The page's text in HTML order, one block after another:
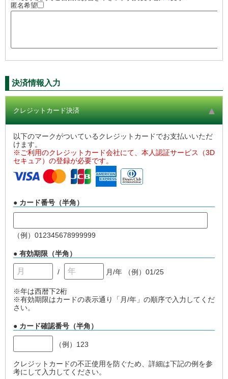
匿名希望
決済情報入力
クレジットカード決済
以下のマークがついているクレジットカードでお支払いいただ
けます。
※ご利用のクレジットカード会社にて、本人認証サービス（3D
セキュア）の登録が必要です。
● カード番号（半角）
（例）012345678999999
● 有効期限（半角）
/ 月/年 （例）01/25
※年は西暦下2桁
※有効期限はカードの表示通り「月/年」の順序で入力してくだ
さい。
● カード確認番号（半角）
（例）123
クレジットカードの不正使用を防ぐため、詳細は下記の例を参
考にして入力してください。